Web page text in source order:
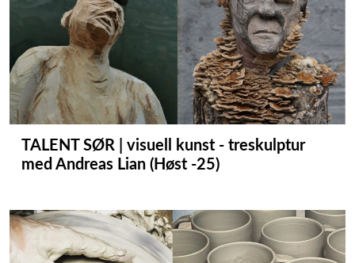
TALENT SØR | visuell kunst - treskulptur
med Andreas Lian (Høst -25)